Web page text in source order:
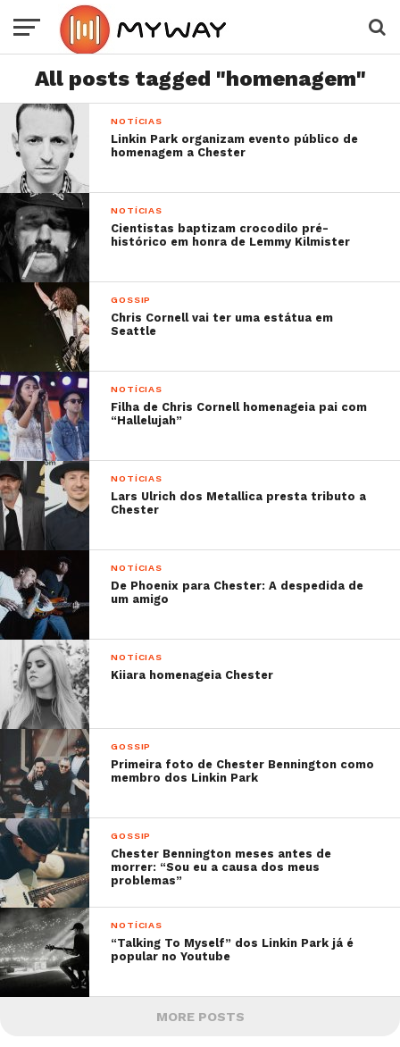
All posts tagged "homenagem"
NOTÍCIAS
Linkin Park organizam evento público de
homenagem a Chester
NOTÍCIAS
Cientistas baptizam crocodilo pré-
histórico em honra de Lemmy Kilmister
GOSSIP
Chris Cornell vai ter uma estátua em
Seattle
NOTÍCIAS
Filha de Chris Cornell homenageia pai com
“Hallelujah”
NOTÍCIAS
Lars Ulrich dos Metallica presta tributo a
Chester
NOTÍCIAS
De Phoenix para Chester: A despedida de
um amigo
NOTÍCIAS
Kiiara homenageia Chester
GOSSIP
Primeira foto de Chester Bennington como
membro dos Linkin Park
GOSSIP
Chester Bennington meses antes de
morrer: “Sou eu a causa dos meus
problemas”
NOTÍCIAS
“Talking To Myself” dos Linkin Park já é
popular no Youtube
MORE POSTS